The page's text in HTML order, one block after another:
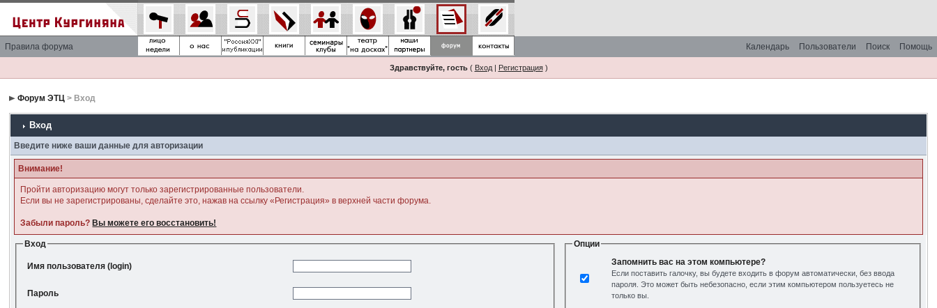
Правила форума Помощь
Поиск
Пользователи
Календарь
Здравствуйте, гость( Вход| Регистрация)
Форум ЭТЦ > Вход
Вход
Введите ниже ваши данные для авторизации
Внимание!
Пройти авторизацию могут только зарегистрированные пользователи.
Если вы не зарегистрированы, сделайте это, нажав на ссылку «Регистрация» в верхней части форума.
Забыли пароль? Вы можете его восстановить!
Вход
Имя пользователя (login)
Пароль
Опции
Запомнить вас на этом компьютере?
Если поставить галочку, вы будете входить в форум автоматически, без ввода
пароля. Это может быть небезопасно, если этим компьютером пользуетесь не
только вы.